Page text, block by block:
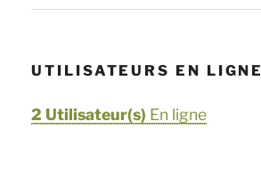
UTILISATEURS EN LIGNE
2 Utilisateur(s) En ligne